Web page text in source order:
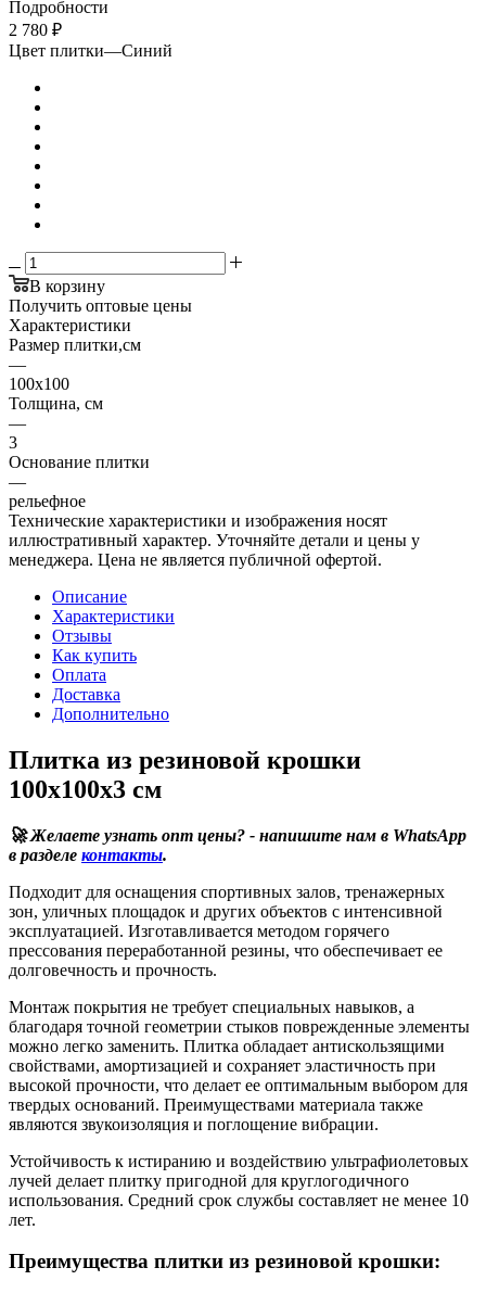
Подробности
2 780 ₽
Цвет плитки—Синий
В корзину
Получить оптовые цены
Характеристики
Размер плитки,см
—
100х100
Толщина, см
—
3
Основание плитки
—
рельефное
Технические характеристики и изображения носят
иллюстративный характер. Уточняйте детали и цены у
менеджера. Цена не является публичной офертой.
Описание
Характеристики
Отзывы
Как купить
Оплата
Доставка
Дополнительно
Плитка из резиновой крошки
100х100х3 см
🚀 Желаете узнать опт цены? - напишите нам в WhatsApp
в разделе контакты.
Подходит для оснащения спортивных залов, тренажерных
зон, уличных площадок и других объектов с интенсивной
эксплуатацией. Изготавливается методом горячего
прессования переработанной резины, что обеспечивает ее
долговечность и прочность.
Монтаж покрытия не требует специальных навыков, а
благодаря точной геометрии стыков поврежденные элементы
можно легко заменить. Плитка обладает антискользящими
свойствами, амортизацией и сохраняет эластичность при
высокой прочности, что делает ее оптимальным выбором для
твердых оснований. Преимуществами материала также
являются звукоизоляция и поглощение вибрации.
Устойчивость к истиранию и воздействию ультрафиолетовых
лучей делает плитку пригодной для круглогодичного
использования. Средний срок службы составляет не менее 10
лет.
Преимущества плитки из резиновой крошки: